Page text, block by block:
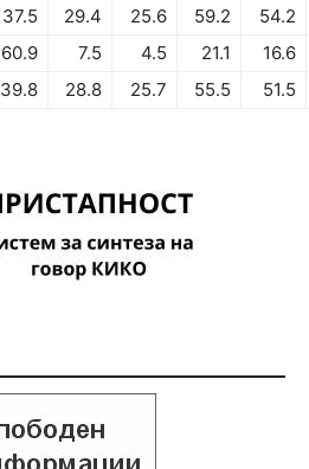
37.5 29.4 25.6 59.2
54.2
60.9 7.5 4.5 21.1
16.6
39.8 28.8 25.7 55.5 51.5